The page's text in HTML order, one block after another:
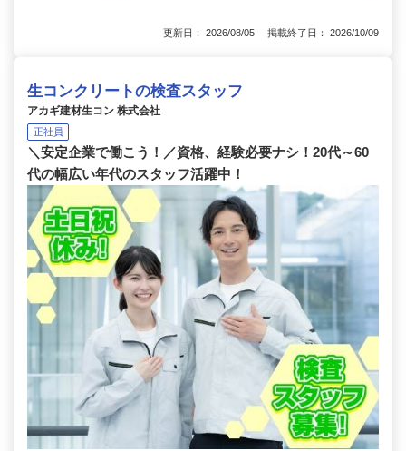
更新日： 2026/08/05 掲載終了日： 2026/10/09
生コンクリートの検査スタッフ
アカギ建材生コン 株式会社
正社員
＼安定企業で働こう！／資格、経験必要ナシ！20代～60
代の幅広い年代のスタッフ活躍中！